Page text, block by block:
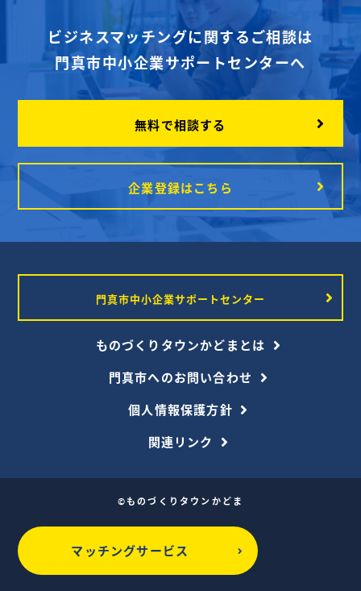
ビジネスマッチングに関するご相談は
門真市中小企業サポートセンターへ
無料で相談する
企業登録はこちら
門真市中小企業サポートセンター
ものづくりタウンかどまとは
門真市へのお問い合わせ
個人情報保護方針
関連リンク
©ものづくりタウンかどま
マッチングサービス